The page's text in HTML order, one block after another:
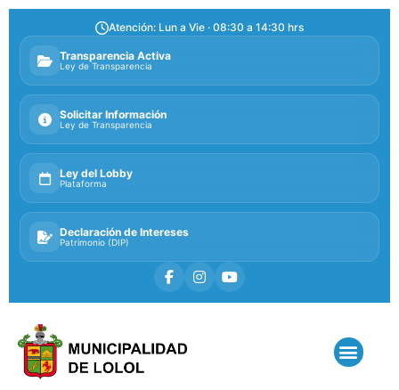
Atención: Lun a Vie · 08:30 a 14:30 hrs
Transparencia Activa
Ley de Transparencia
Solicitar Información
Ley de Transparencia
Ley del Lobby
Plataforma
Declaración de Intereses
Patrimonio (DIP)